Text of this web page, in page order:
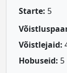
Starte: 5
Võistlejaid:
Hobuseid: 5